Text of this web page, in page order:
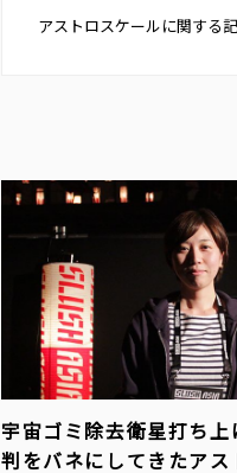
アストロスケールに関する記
宇宙ゴミ除去衛星打ち
判をバネにしてきたア